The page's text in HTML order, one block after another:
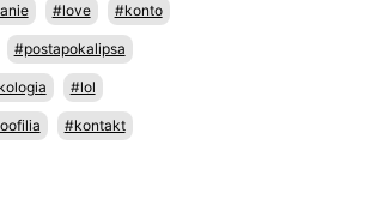
#love #konto
#postapokalipsa
#lol
#kontakt